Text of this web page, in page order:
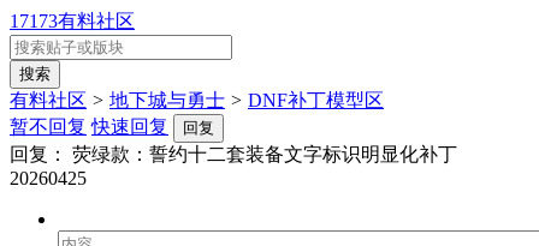
17173有料社区
有料社区 > 地下城与勇士 > DNF补丁模型区
暂不回复 快速回复 回复
回复：
荧绿款：誓约十二套装备文字标识明显化补丁
20260425